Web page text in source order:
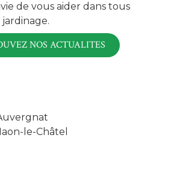
de vous aider dans tous
NOS ACTUALITES
le-Châtel